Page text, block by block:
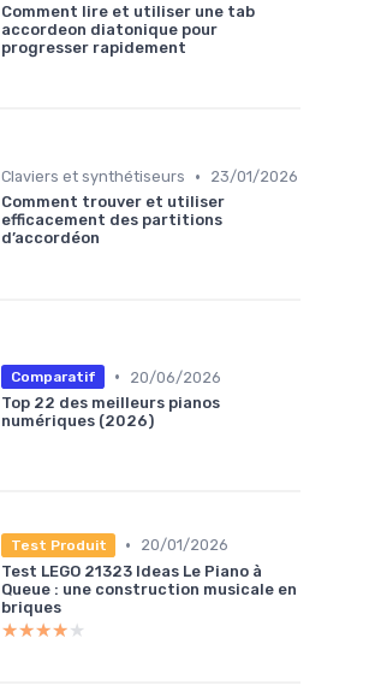
Comment lire et utiliser une tab
accordeon diatonique pour
progresser rapidement
Claviers et synthétiseurs •
23/01/2026
Comment trouver et utiliser
efficacement des partitions
d’accordéon
Comparatif •
20/06/2026
Top 22 des meilleurs pianos
numériques (2026)
Test Produit •
20/01/2026
Test LEGO 21323 Ideas Le Piano à
Queue : une construction musicale en
briques
★★★★★
★★★★★